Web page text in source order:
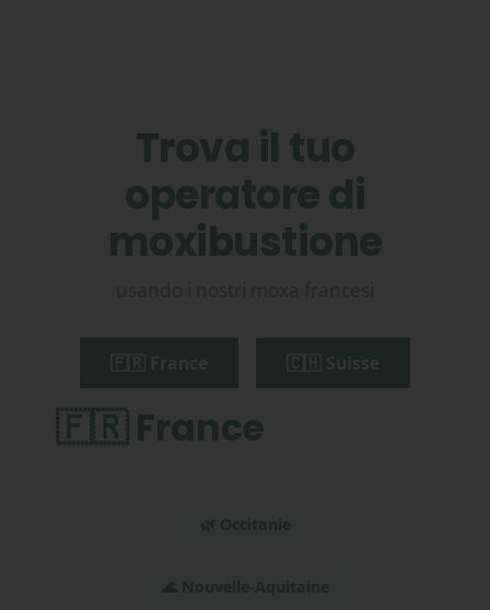
Trova il tuo
operatore di
moxibustione
🇫🇷 France 🇨🇭 Suisse
🇫🇷 France
🌿 Occitanie
🌊 Nouvelle-Aquitaine